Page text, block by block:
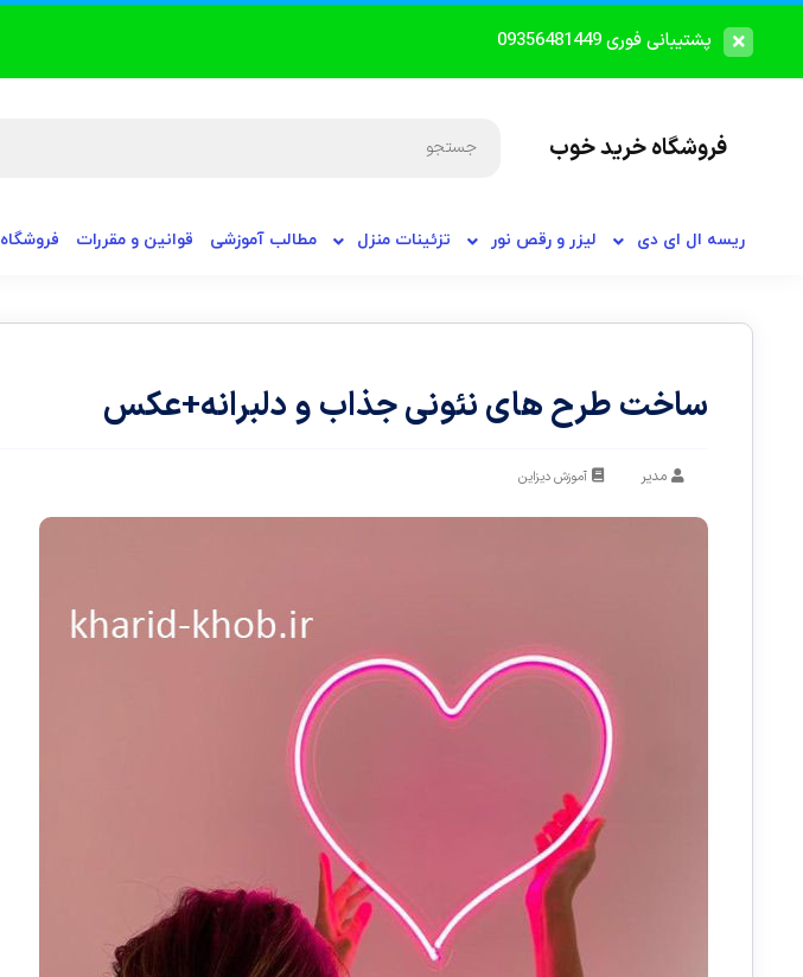
پشتیبانی فوری 09356481449
فروشگاه خرید خوب
ریسه ال ای دی لیزر و رقص نور تزئینات منزل مطالب آموزشی قوانین و مقررات فروشگاه
ساخت طرح های نئونی جذاب و دلبرانه+عکس
مدیر آموزش دیزاین